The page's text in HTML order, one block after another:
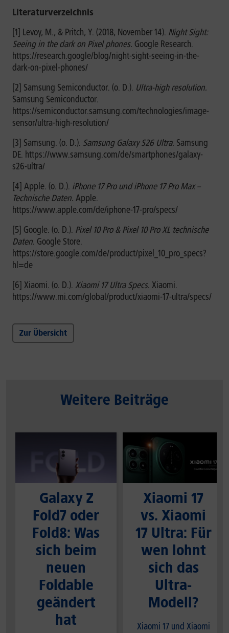
Literaturverzeichnis
[1] Levoy, M., & Pritch, Y. (2018, November 14). Night Sight:
Seeing in the dark on Pixel phones. Google Research.
https://research.google/blog/night-sight-seeing-in-the-
dark-on-pixel-phones/
[2] Samsung Semiconductor. (o. D.). Ultra-high resolution.
Samsung Semiconductor.
https://semiconductor.samsung.com/technologies/image-
sensor/ultra-high-resolution/
[3] Samsung. (o. D.). Samsung Galaxy S26 Ultra. Samsung
DE. https://www.samsung.com/de/smartphones/galaxy-
s26-ultra/
[4] Apple. (o. D.). iPhone 17 Pro und iPhone 17 Pro Max –
Technische Daten. Apple.
https://www.apple.com/de/iphone-17-pro/specs/
[5] Google. (o. D.). Pixel 10 Pro & Pixel 10 Pro XL technische
Daten. Google Store.
https://store.google.com/de/product/pixel_10_pro_specs?
hl=de
[6] Xiaomi. (o. D.). Xiaomi 17 Ultra Specs. Xiaomi.
https://www.mi.com/global/product/xiaomi-17-ultra/specs/
Zur Übersicht
Weitere Beiträge
Galaxy Z
Fold7 oder
Fold8: Was
sich beim
neuen
Foldable
geändert
hat
Xiaomi 17
vs. Xiaomi
17 Ultra: Für
wen lohnt
sich das
Ultra-
Modell?
Xiaomi 17 und Xiaomi